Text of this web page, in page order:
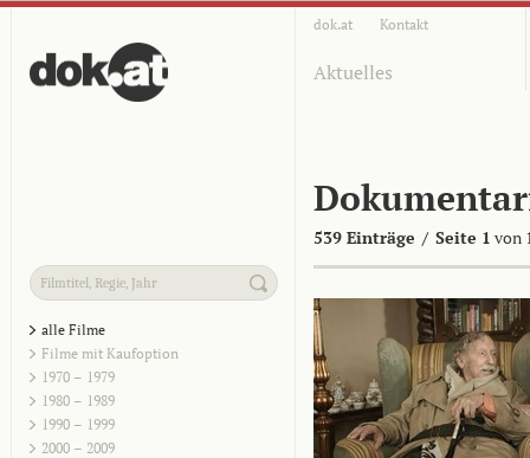
dok.at Kontakt
Aktuelles
539 Einträge / Seite 1 von
alle Filme
Filme mit Kaufoption
1970 – 1979
1980 – 1989
1990 – 1999
2000 – 2009